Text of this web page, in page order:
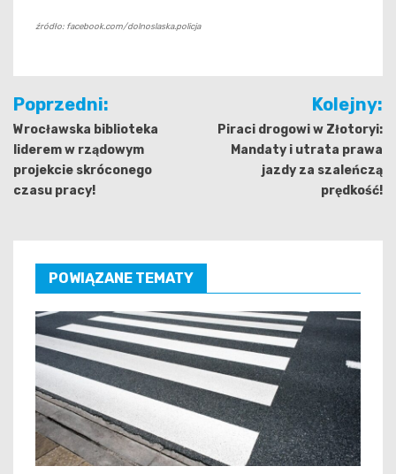
źródło: facebook.com/dolnoslaska.policja
Nawigacja
wpisu
Poprzedni:
Wrocławska biblioteka
liderem w rządowym
projekcie skróconego
czasu pracy!
Kolejny:
Piraci drogowi w Złotoryi:
Mandaty i utrata prawa
jazdy za szaleńczą
prędkość!
POWIĄZANE TEMATY